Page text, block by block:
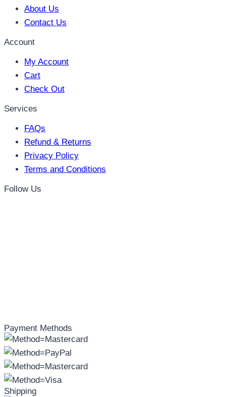
About Us
Contact Us
Account
My Account
Cart
Check Out
Services
FAQs
Refund & Returns
Privacy Policy
Terms and Conditions
Follow Us
Payment Methods
Shipping